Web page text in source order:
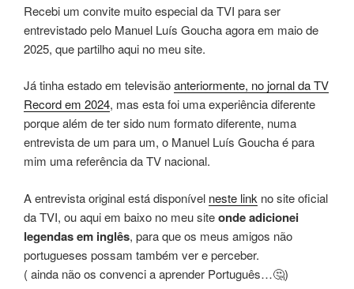
Recebi um convite muito especial da TVI para ser
entrevistado pelo Manuel Luís Goucha agora em maio de
2025, que partilho aqui no meu site.
Já tinha estado em televisãoanteriormente, no jornal da TV
Record em 2024, mas esta foi uma experiência diferente
porque além de ter sido num formato diferente, numa
entrevista de um para um, o Manuel Luís Goucha é para
mim uma referência da TV nacional.
A entrevista original está disponível neste link no site oficial
da TVI, ou aqui em baixo no meu siteonde adicionei
legendas em inglês, para que os meus amigos não
portugueses possam também ver e perceber.
( ainda não os convenci a aprender Português…🤔)